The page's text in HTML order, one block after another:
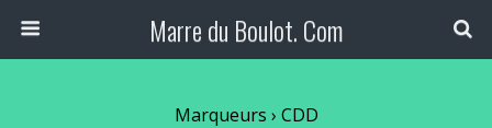
Marre du Boulot. Com
Marqueurs › CDD